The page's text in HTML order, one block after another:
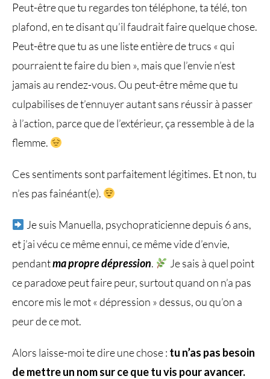
Peut-être que tu regardes ton téléphone, ta télé, ton
plafond, en te disant qu’il faudrait faire quelque chose.
Peut-être que tu as une liste entière de trucs « qui
pourraient te faire du bien », mais que l’envie n’est
jamais au rendez-vous. Ou peut-être même que tu
culpabilises de t’ennuyer autant sans réussir à passer
à l’action, parce que de l’extérieur, ça ressemble à de la
flemme.
Ces sentiments sont parfaitement légitimes. Et non, tu
n’es pas fainéant(e).
Je suis Manuella, psychopraticienne depuis 6 ans,
et j’ai vécu ce même ennui, ce même vide d’envie,
pendantma propre dépression.
Je sais à quel point
ce paradoxe peut faire peur, surtout quand on n’a pas
encore mis le mot « dépression » dessus, ou qu’on a
peur de ce mot.
Alors laisse-moi te dire une chose : tu n’as pas besoin
de mettre un nom sur ce que tu vis pour avancer.